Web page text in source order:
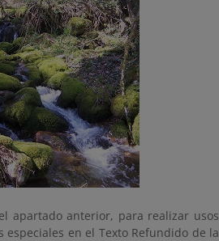
apartado anterior, para realizar usos
especiales en el Texto Refundido de la